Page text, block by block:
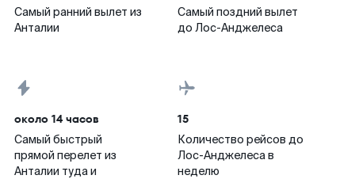
Самый ранний вылет из
Анталии
Самый поздний вылет
до Лос-Анджелеса
около 14 часов
Самый быстрый
прямой перелет из
Анталии туда и
15
Количество рейсов до
Лос-Анджелеса в
неделю